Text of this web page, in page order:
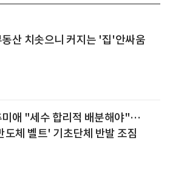
동산 치솟으니 커지는 '집'안싸움
미애 "세수 합리적 배분해야"…
도체 벨트' 기초단체 반발 조짐